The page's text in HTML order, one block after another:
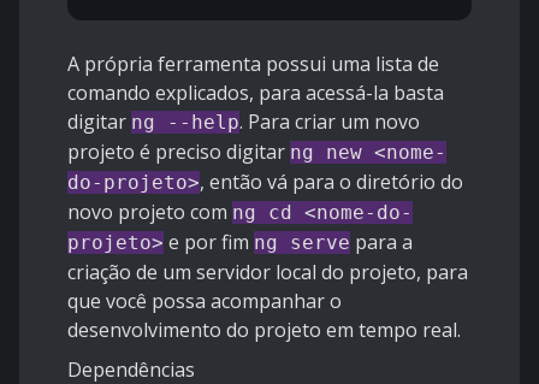
A própria ferramenta possui uma lista de
comando explicados, para acessá-la basta
digitar ng --help. Para criar um novo
projeto é preciso digitar ng new <nome-
do-projeto>, então vá para o diretório do
novo projeto com ng cd <nome-do-
projeto> e por fim ng serve para a
criação de um servidor local do projeto, para
que você possa acompanhar o
desenvolvimento do projeto em tempo real.
Dependências